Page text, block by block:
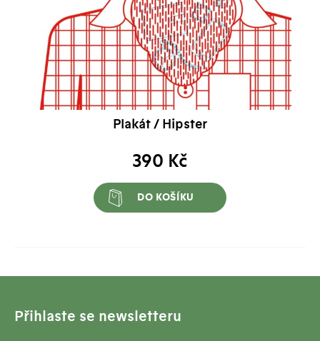
Plakát / Hipster
390 Kč
DO KOŠÍKU
Přihlaste se newsletteru